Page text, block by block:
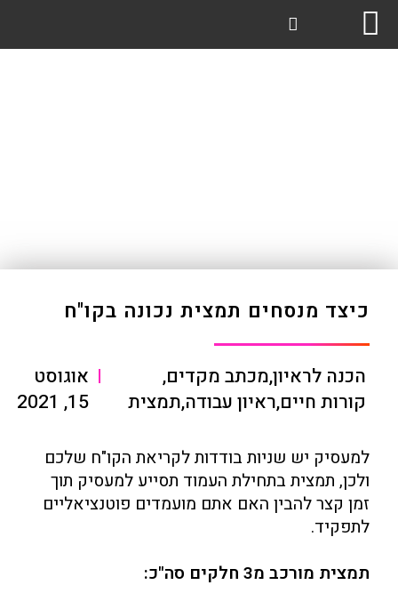
כיצד מנסחים תמצית נכונה בקו"ח
הכנה לראיון,מכתב מקדים,
קורות חיים,ראיון עבודה,תמצית
| אוגוסט
15, 2021
למעסיק יש שניות בודדות לקריאת הקו"ח שלכם
ולכן, תמצית בתחילת העמוד תסייע למעסיק תוך
זמן קצר להבין האם אתם מועמדים פוטנציאליים
לתפקיד.
תמצית מורכב מ3 חלקים סה"כ: